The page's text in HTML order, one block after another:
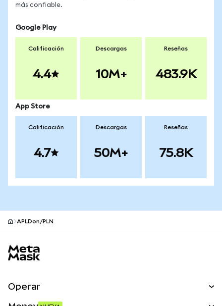
más confiable.
Google Play
Calificación
4.4
Descargas
10M+
Reseñas
483.9K
App Store
Calificación
4.7
Descargas
50M+
Reseñas
75.8K
APLDon/PLN
Operar